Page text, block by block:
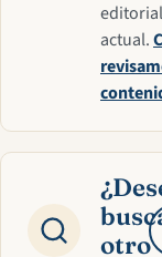
editorial
actual.
otro